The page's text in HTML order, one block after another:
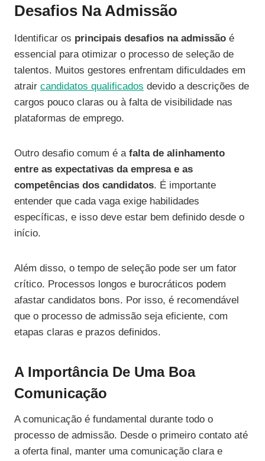
Desafios Na Admissão
Identificar os principais desafios na admissão é
essencial para otimizar o processo de seleção de
talentos. Muitos gestores enfrentam dificuldades em
atrair candidatos qualificados devido a descrições de
cargos pouco claras ou à falta de visibilidade nas
plataformas de emprego.
Outro desafio comum é a falta de alinhamento
entre as expectativas da empresa e as
competências dos candidatos. É importante
entender que cada vaga exige habilidades
específicas, e isso deve estar bem definido desde o
início.
Além disso, o tempo de seleção pode ser um fator
crítico. Processos longos e burocráticos podem
afastar candidatos bons. Por isso, é recomendável
que o processo de admissão seja eficiente, com
etapas claras e prazos definidos.
A Importância De Uma Boa
Comunicação
A comunicação é fundamental durante todo o
processo de admissão. Desde o primeiro contato até
a oferta final, manter uma comunicação clara e